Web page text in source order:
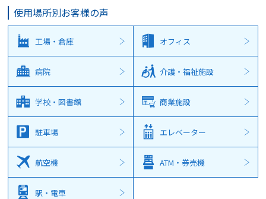
使用場所別お客様の声
工場・倉庫 オフィス
病院 介護・福祉施設
学校・図書館 商業施設
駐車場 エレベーター
航空機 ATM・券売機
駅・電車